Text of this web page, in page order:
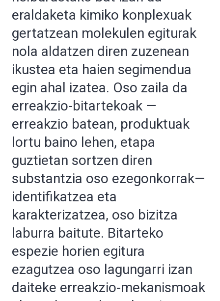
eraldaketa kimiko konplexuak
gertatzean molekulen egiturak
nola aldatzen diren zuzenean
ikustea eta haien segimendua
egin ahal izatea. Oso zaila da
erreakzio-bitartekoak —
erreakzio batean, produktuak
lortu baino lehen, etapa
guztietan sortzen diren
substantzia oso ezegonkorrak—
identifikatzea eta
karakterizatzea, oso bizitza
laburra baitute. Bitarteko
espezie horien egitura
ezagutzea oso lagungarri izan
daiteke erreakzio-mekanismoak